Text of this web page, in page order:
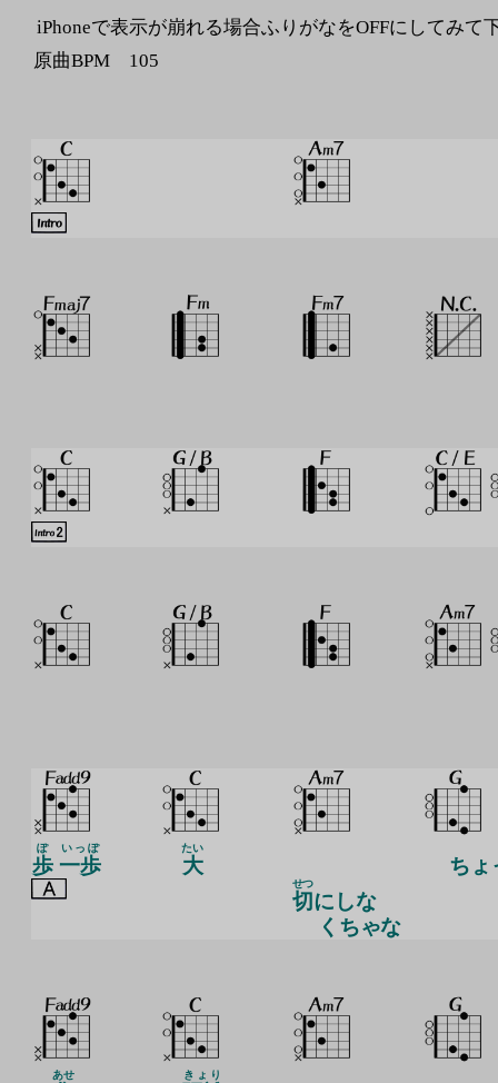
iPhoneで表示が崩れる場合ふりがなをOFFにしてみて
原曲BPM 105
歩
ぽ
一歩
いっぽ
大
たい
切
せつ
にしな
くちゃな
ちょ
あせ きょり